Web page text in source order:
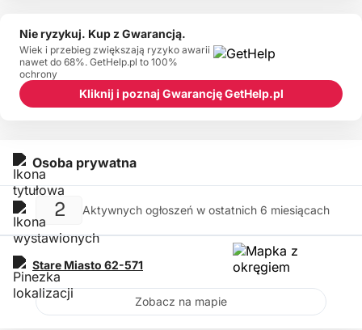
Osoba prywatna
2 Aktywnych ogłoszeń w ostatnich 6 miesiącach
Stare Miasto 62-571
Zobacz na mapie
Nie ryzykuj. Kup z Gwarancją.
Wiek i przebieg zwiększają ryzyko awarii
nawet do 68%. GetHelp.pl to 100%
ochrony
Kliknij i poznaj Gwarancję GetHelp.pl